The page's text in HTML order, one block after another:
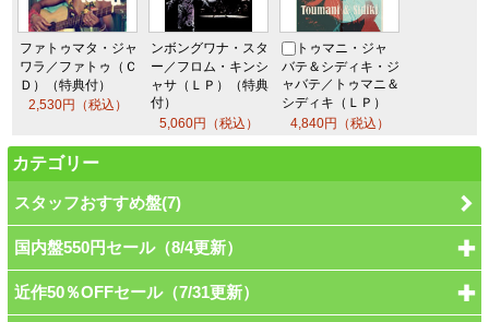
ファトゥマタ・ジャ
ワラ／ファトゥ
（Ｃ
Ｄ）（特典付）
2,530円（税込）
ンボングワナ・スタ
ー／フロム・キンシ
ャサ（ＬＰ）（特典
付）
5,060円（税込）
トゥマニ・ジャ
バテ＆シディキ・ジ
ャバテ／トゥマニ＆
シディキ（ＬＰ ）
4,840円（税込）
カテゴリー
スタッフおすすめ盤(7)
国内盤550円セール（8/4更新）
近作50％OFFセール（7/31更新）